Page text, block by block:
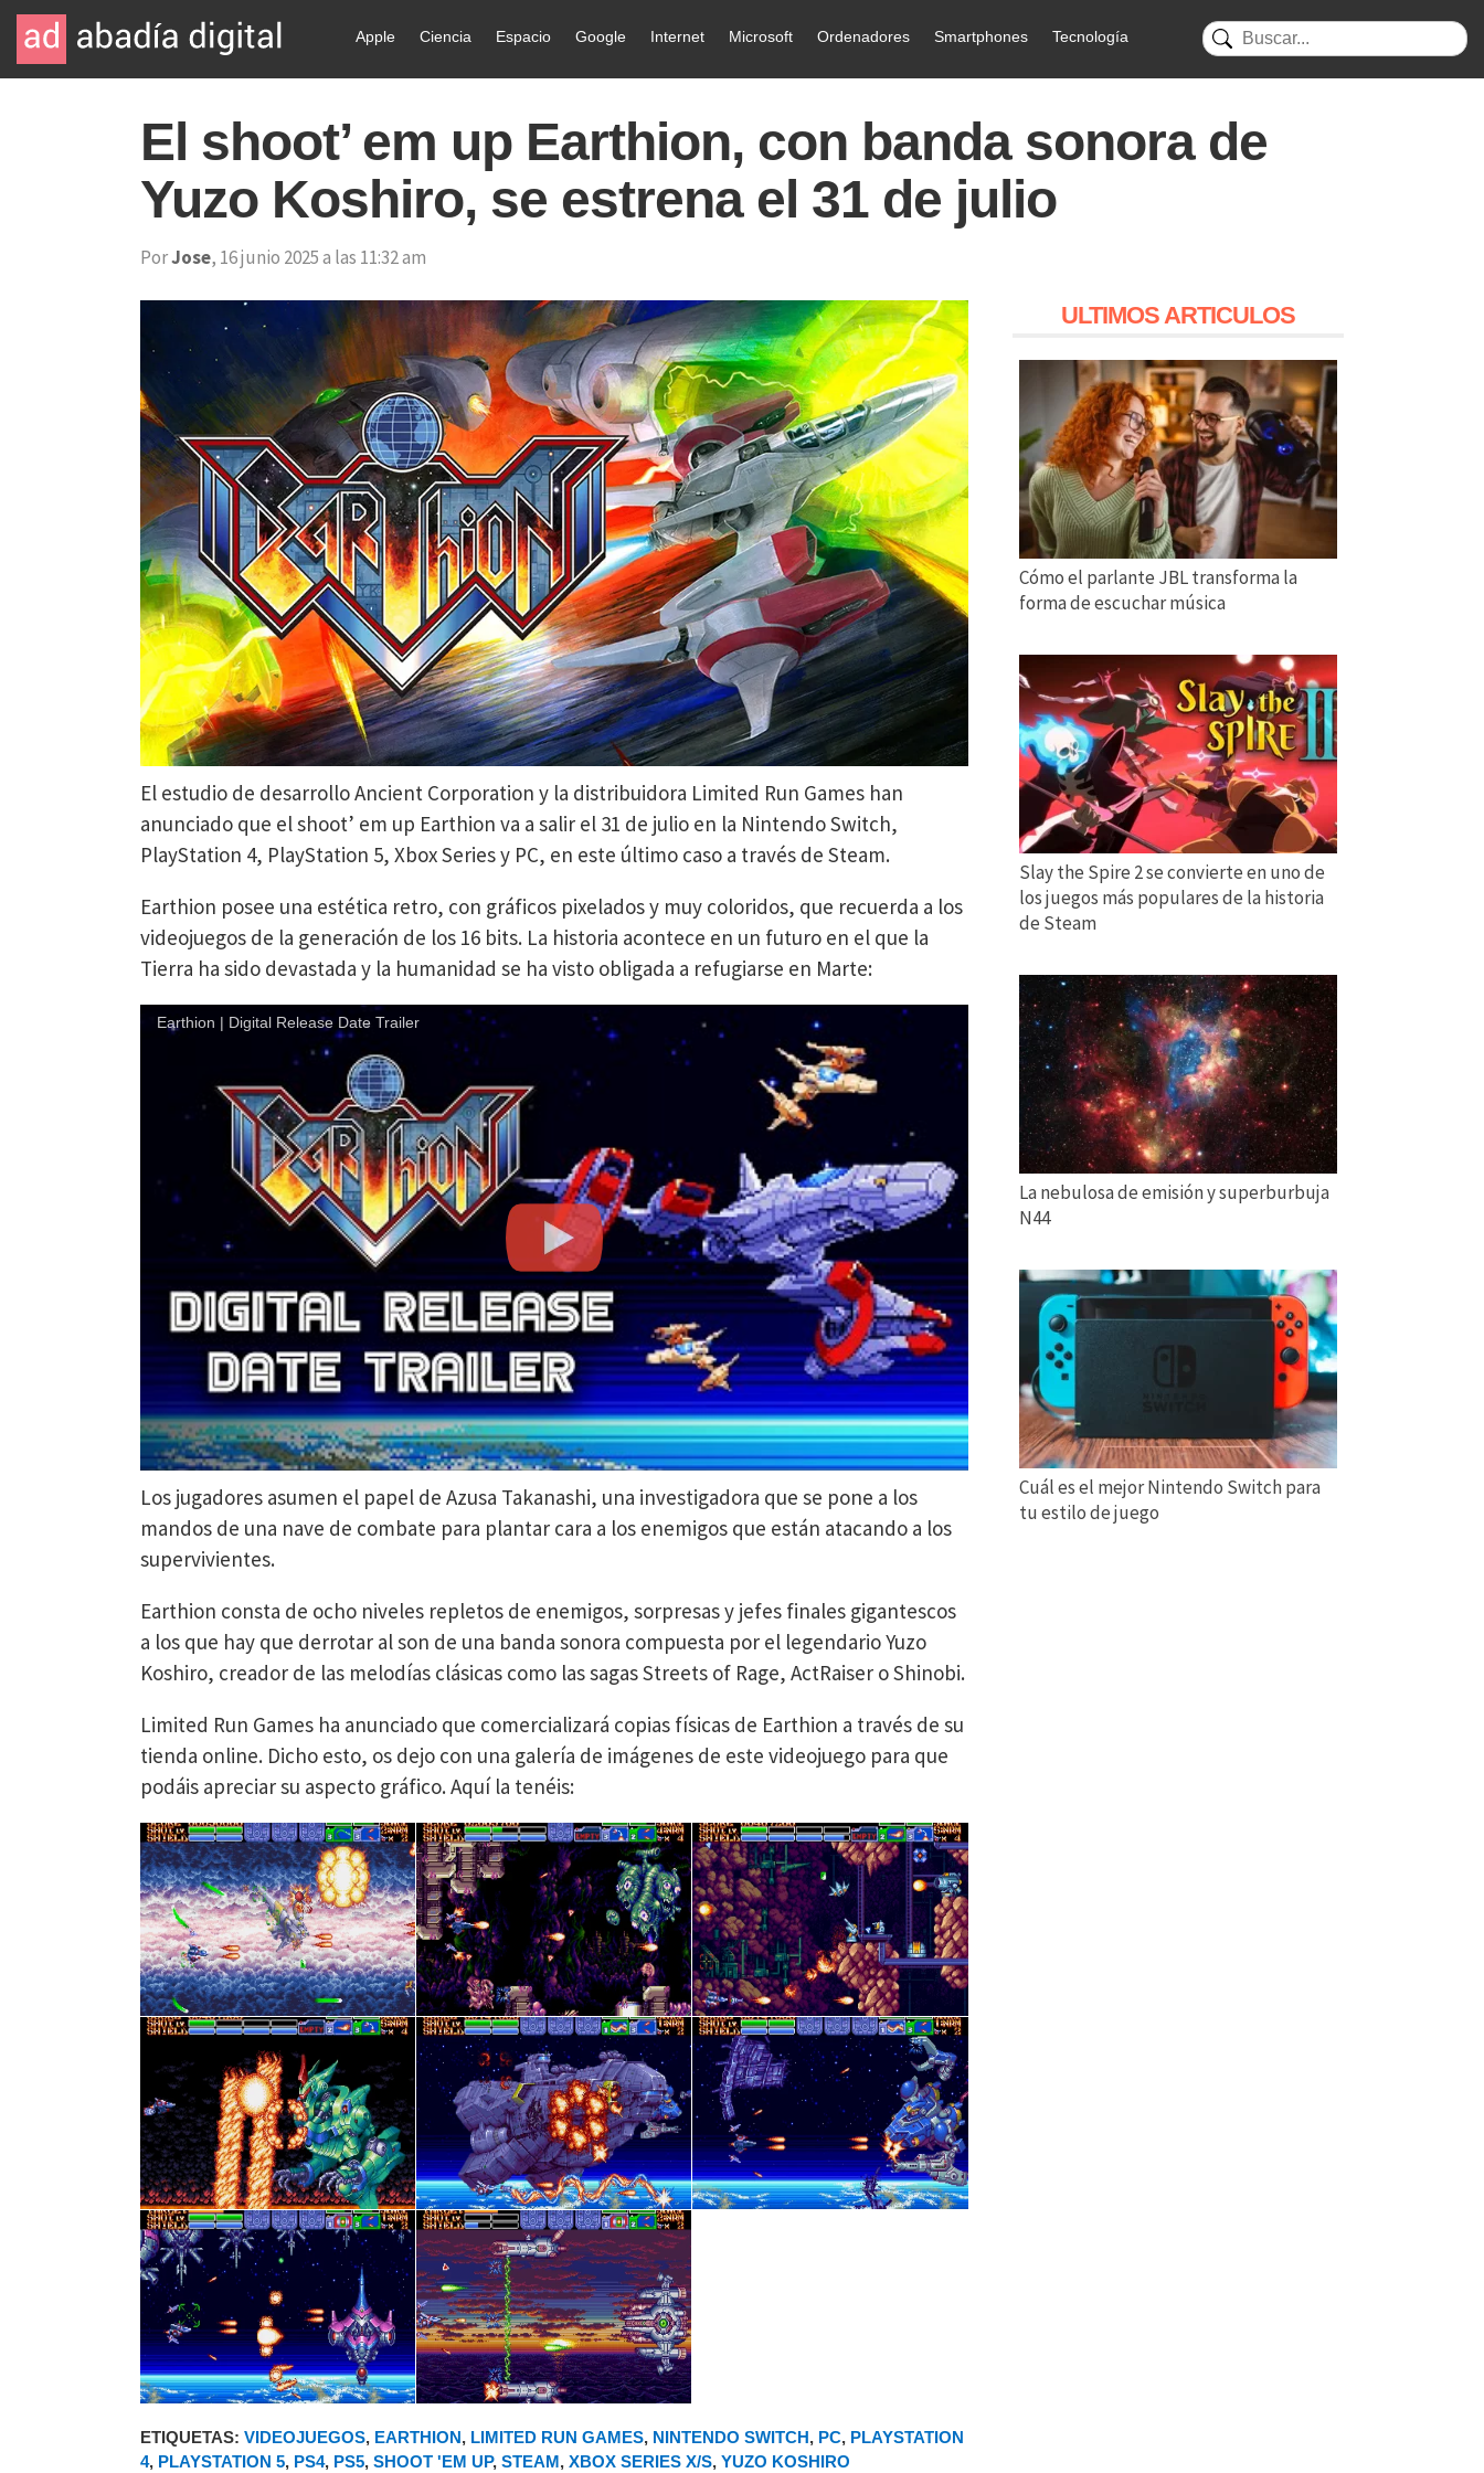
Apple Ciencia Espacio Google Internet Microsoft Ordenadores Smartphones Tecnología
El shoot’ em up Earthion, con banda sonora de
Yuzo Koshiro, se estrena el 31 de julio
PorJose, 16 junio 2025 a las 11:32 am
El estudio de desarrollo Ancient Corporation y la distribuidora Limited Run Games han
anunciado que el shoot’ em up Earthion va a salir el 31 de julio en la Nintendo Switch,
PlayStation 4, PlayStation 5, Xbox Series y PC, en este último caso a través de Steam.
Earthion posee una estética retro, con gráficos pixelados y muy coloridos, que recuerda a los
videojuegos de la generación de los 16 bits. La historia acontece en un futuro en el que la
Tierra ha sido devastada y la humanidad se ha visto obligada a refugiarse en Marte:
Earthion | Digital Release Date Trailer
Los jugadores asumen el papel de Azusa Takanashi, una investigadora que se pone a los
mandos de una nave de combate para plantar cara a los enemigos que están atacando a los
supervivientes.
Earthion consta de ocho niveles repletos de enemigos, sorpresas y jefes finales gigantescos
a los que hay que derrotar al son de una banda sonora compuesta por el legendario Yuzo
Koshiro, creador de las melodías clásicas como las sagas Streets of Rage, ActRaiser o Shinobi.
Limited Run Games ha anunciado que comercializará copias físicas de Earthion a través de su
tienda online. Dicho esto, os dejo con una galería de imágenes de este videojuego para que
podáis apreciar su aspecto gráfico. Aquí la tenéis:
ETIQUETAS: VIDEOJUEGOS, EARTHION, LIMITED RUN GAMES, NINTENDO SWITCH, PC, PLAYSTATION
4, PLAYSTATION 5, PS4, PS5, SHOOT 'EM UP, STEAM, XBOX SERIES X/S, YUZO KOSHIRO
ULTIMOS ARTICULOS
Cómo el parlante JBL transforma la
forma de escuchar música
Slay the Spire 2 se convierte en uno de
los juegos más populares de la historia
de Steam
La nebulosa de emisión y superburbuja
N44
Cuál es el mejor Nintendo Switch para
tu estilo de juego